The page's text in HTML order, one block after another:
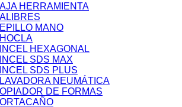
HERRAMIENTA
MANO
HEXAGONAL
SDS MAX
SDS PLUS
NEUMÁTICA
DE FORMAS